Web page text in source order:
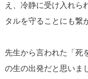
え、冷静に受け入れら
タルを守ることにも繋
先生から言われた「死
の生の出発だと思いま